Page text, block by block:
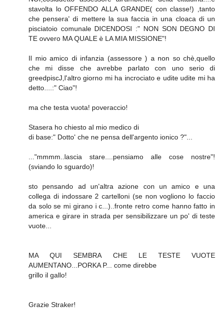
stavolta lo OFFENDO ALLA GRANDE( con classe!) ,tanto
che pensera' di mettere la sua faccia in una cloaca di un
pisciatoio comunale DICENDOSI :" NON SON DEGNO DI
TE ovvero MA QUALE è LA MIA MISSIONE"!
Il mio amico di infanzia (assessore ) a non so chè,quello
che mi disse che avrebbe parlato con uno serio di
greedpiscJ,l'altro giorno mi ha incrociato e udite udite mi ha
detto....:" Ciao"!
ma che testa vuota! poveraccio!
Stasera ho chiesto al mio medico di
di base:" Dotto' che ne pensa dell'argento ionico ?"...
..."mmmm..lascia stare....pensiamo alle cose nostre"!
(sviando lo sguardo)!
sto pensando ad un'altra azione con un amico e una
collega di indossare 2 cartelloni (se non vogliono lo faccio
da solo se mi girano i c...)..fronte retro come hanno fatto in
america e girare in strada per sensibilizzare un po' di teste
vuote...
MA QUI SEMBRA CHE LE TESTE VUOTE
AUMENTANO...PORKA P... come direbbe
grillo il gallo!
Grazie Straker!